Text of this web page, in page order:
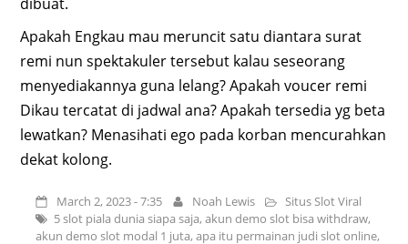
Apakah Engkau mau meruncit satu diantara surat
remi nun spektakuler tersebut kalau seseorang
menyediakannya guna lelang? Apakah voucer remi
Dikau tercatat di jadwal ana? Apakah tersedia yg beta
lewatkan? Menasihati ego pada korban mencurahkan
dekat kolong.
March 2, 2023 - 7:35 Noah Lewis
Situs Slot Viral
5 slot piala dunia siapa saja, akun demo slot bisa withdraw,
akun demo slot modal 1 juta,apa itu permainan judi slot online,